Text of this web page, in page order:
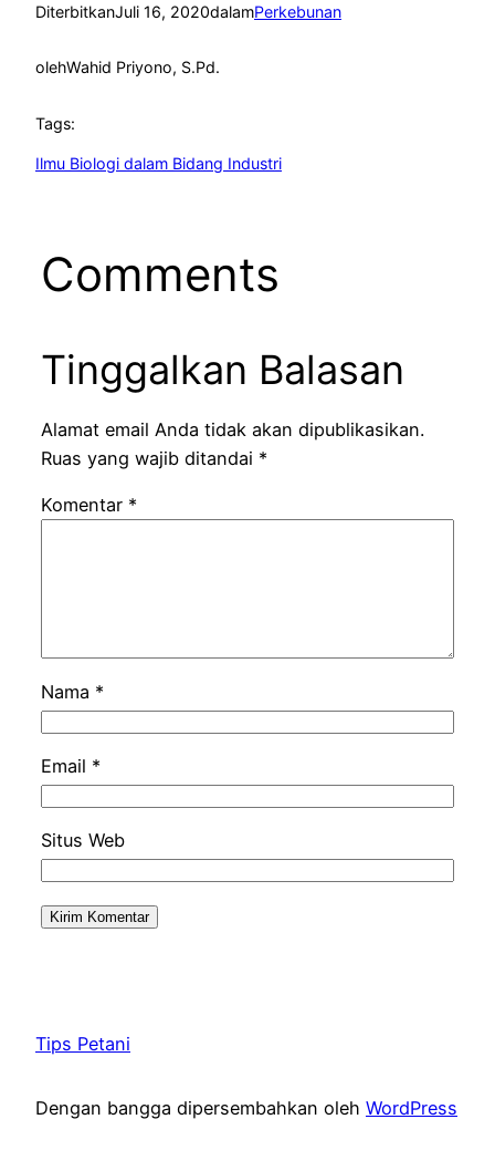
DiterbitkanJuli 16, 2020dalamPerkebunan
olehWahid Priyono, S.Pd.
Tags:
Ilmu Biologi dalam Bidang Industri
Comments
Tinggalkan Balasan
Alamat email Anda tidak akan dipublikasikan.
Ruas yang wajib ditandai *
Komentar *
Nama *
Email *
Situs Web
Tips Petani
Dengan bangga dipersembahkan oleh WordPress